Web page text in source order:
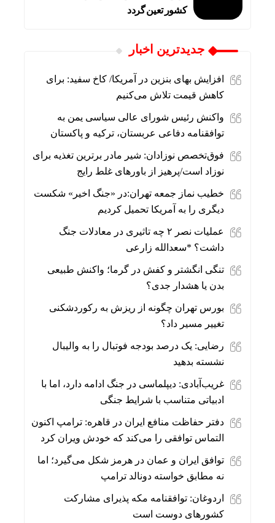
کشور تعین گردد
جديدترين اخبار
افزایش بهای بنزین در آمریکا/ کاخ سفید: برای
کاهش قیمت تلاش می‌کنیم
واکنش رئیس شورای عالی سیاسی یمن به
توافقنامه دفاعی عربستان، ترکیه و پاکستان
فوق‌تخصص نوزادان: شیر مادر برترین تغذیه برای
نوزاد است/پرهیز از باورهای غلط رایج
خطیب نماز جمعه تهران:در «جنگ اخیر» شکست
دیگری را به آمریکا تحمیل کردیم
عملیات نصر ۲ چه تاثیری در معادلات جنگ
داشت؟ *سعدالله زارعی
تنگی انگشتر و کفش در گرما؛ واکنش طبیعی
بدن یا هشدار جدی؟
بورس تهران چگونه از ریزش به رکوردشکنی
تغییر مسیر داد؟
رضایی: یک درصد بودجه فوتبال را به والیبال
نشسته بدهید
غریب‌آبادی: دیپلماسی در جنگ ادامه دارد، اما با
ادبیاتی متناسب با شرایط جنگی
دفتر حفاظت منافع ایران در قاهره: ترامپ اکنون
التماس توافقی را می‌کند که خودش ویران کرد
توافق ایران و عمان در هرمز شکل می‌گیرد؛ اما
نه مطابق خواسته دونالد ترامپ
اردوغان: توافقنامه مکه پذیرای مشارکت
کشورهای دوست است